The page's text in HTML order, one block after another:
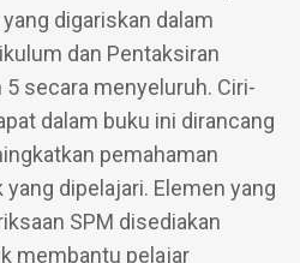
digariskan dalam
dan Pentaksiran
5 secara menyeluruh. Ciri-
dalam buku ini dirancang
pemahaman
dipelajari. Elemen yang
SPM disediakan
membantu pelajar